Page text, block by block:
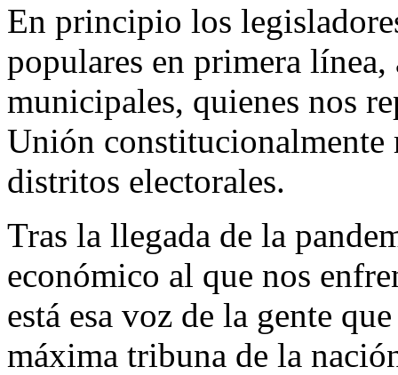
En principio los
populares en primera línea,
municipales, quienes nos
Unión constitucionalmente
distritos electorales.
Tras la llegada de la
económico al que nos
está esa voz de la gente
máxima tribuna de la